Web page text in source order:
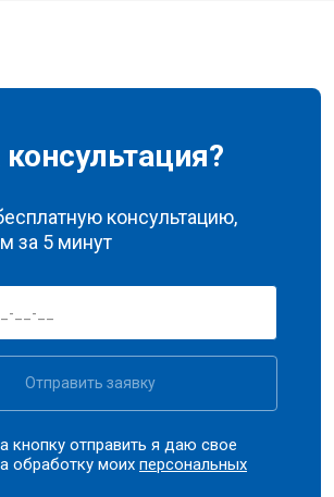
консультацию,
за 5 минут
Отправить заявку
кнопку отправить я даю свое
обработку моихперсональных